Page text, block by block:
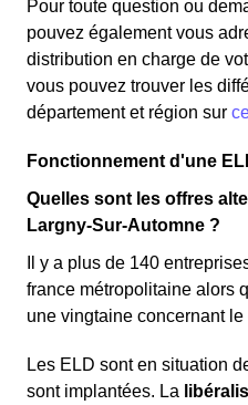
Pour toute question ou
pouvez également vous
distribution en charge de
vous pouvez trouver les
département et région sur
Fonctionnement d'une
Quelles sont les offres
Largny-Sur-Automne ?
Il y a plus de 140
france métropolitaine alors
une vingtaine concernant le
Les ELD sont en situation
sont implantées. La